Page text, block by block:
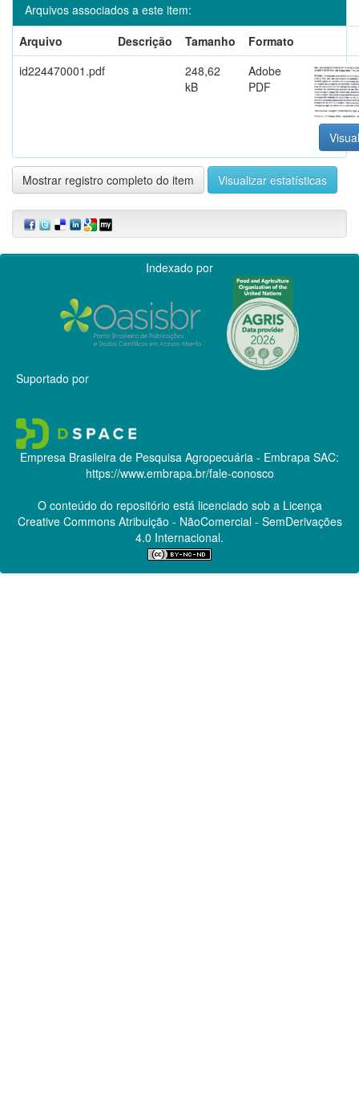
Arquivos associados a este item:
Arquivo
Descrição Tamanho
Formato
id224470001.pdf
248,62
kB
Adobe
PDF
Mostrar registro completo do item Visualizar estatísticas
Indexado por
Suportado por
Empresa Brasileira de Pesquisa Agropecuária - Embrapa SAC:
https://www.embrapa.br/fale-conosco
O conteúdo do repositório está licenciado sob a Licença
Creative CommonsAtribuição - NãoComercial - SemDerivações
4.0 Internacional.